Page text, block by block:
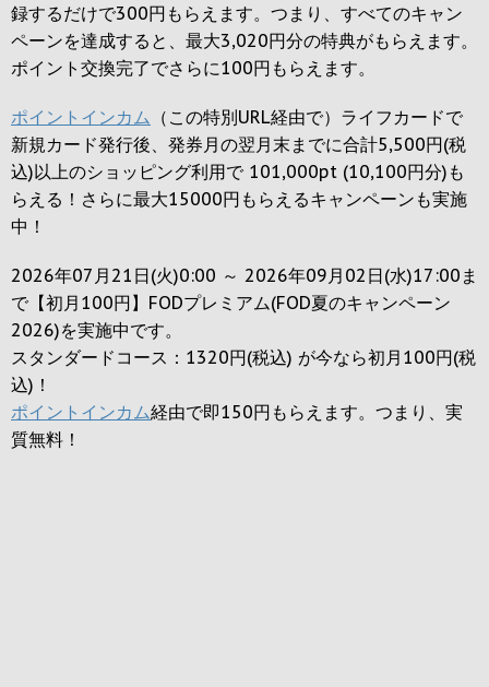
録するだけで300円 もらえます。つまり、すべてのキャン
ペーンを達成すると、最大3,020円分の特典がもらえます。
ポイント交換完了でさらに100円 もらえます。
ポイントインカム （この特別URL経由で）ライフカードで
新規カード発行後、発券月の翌月末までに合計5,500円(税
込)以上のショッピング利用で 101,000pt (10,100円分)も
らえる！さらに最大15000円もらえるキャンペーンも実施
中！
2026年07月21日(火)0:00 ～ 2026年09月02日(水)17:00ま
で【初月100円】FODプレミアム(FOD夏のキャンペーン
2026)を実施中です。
スタンダードコース：1320円(税込) が今なら初月100円(税
込)！
ポイントインカム経由で即150円もらえます。つまり、実
質無料！